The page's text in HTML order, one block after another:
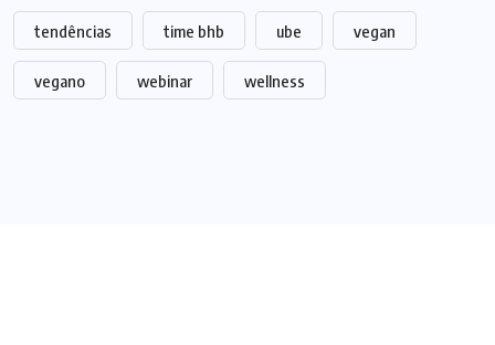
tendências time bhb ube vegan
vegano webinar wellness